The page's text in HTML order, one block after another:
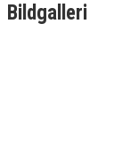
Bildgalleri